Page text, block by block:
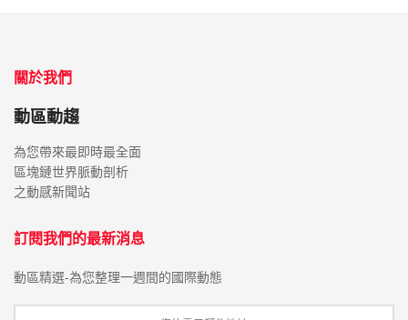
關於我們
動區動趨
為您帶來最即時最全面
區塊鏈世界脈動剖析
之動感新聞站
訂閱我們的最新消息
動區精選-為您整理一週間的國際動態